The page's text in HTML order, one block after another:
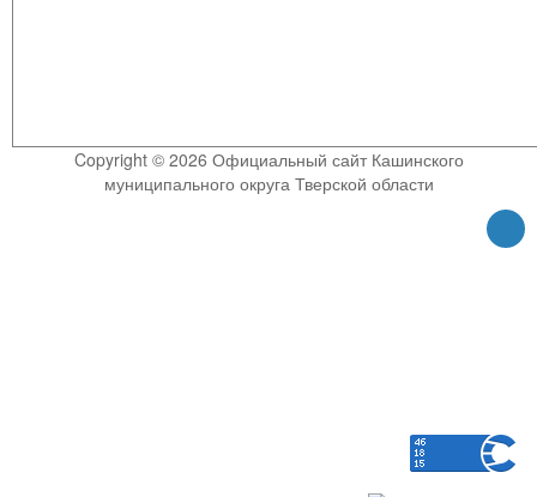
Copyright © 2026 Официальный сайт Кашинского
муниципального округа Тверской области